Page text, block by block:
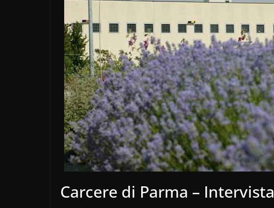
Carcere di Parma – Intervista